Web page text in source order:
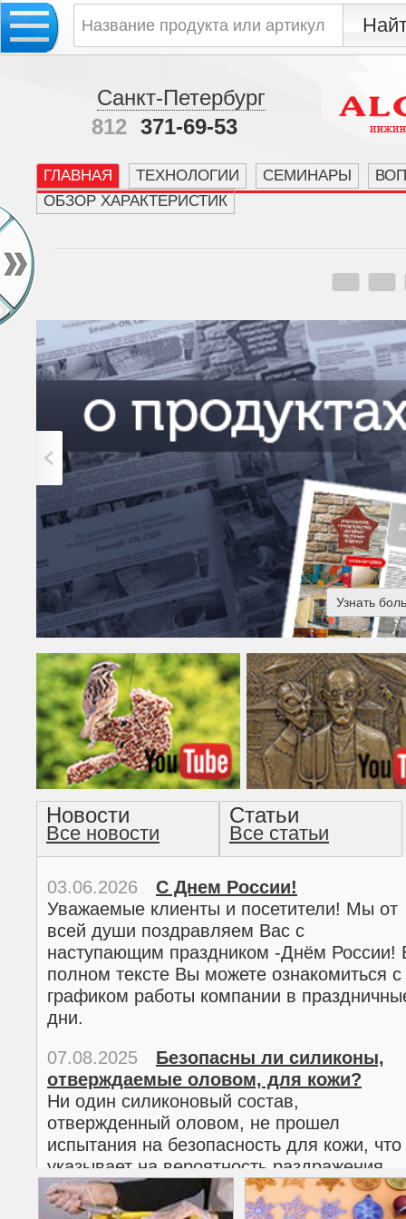
Санкт-Петербург
812 371-69-53
ГЛАВНАЯ ТЕХНОЛОГИИ СЕМИНАРЫ
ОБЗОР ХАРАКТЕРИСТИК
Узнать
Американская готика -
прочтение методом
Новости
Все новости
Статьи
Все статьи
03.06.2026
С Днем России!
Уважаемые клиенты и посетители! Мы от
всей души поздравляем Вас с
наступающим праздником -Днём России!
полном тексте Вы можете ознакомиться с
графиком работы компании в
дни.
02.03.2026
С 8 марта!
Дорогие женщины!
Поздравляем Вас с наступающим
Международным женским днем 8 марта!
полном тексте можно ознакомиться с
графиком работы компании в
07.08.2025
Безопасны ли силиконы,
отверждаемые оловом, для кожи?
Ни один силиконовый состав,
отвержденный оловом, не прошел
испытания на безопасность для кожи, что
указывает на вероятность раздражения
кожи.